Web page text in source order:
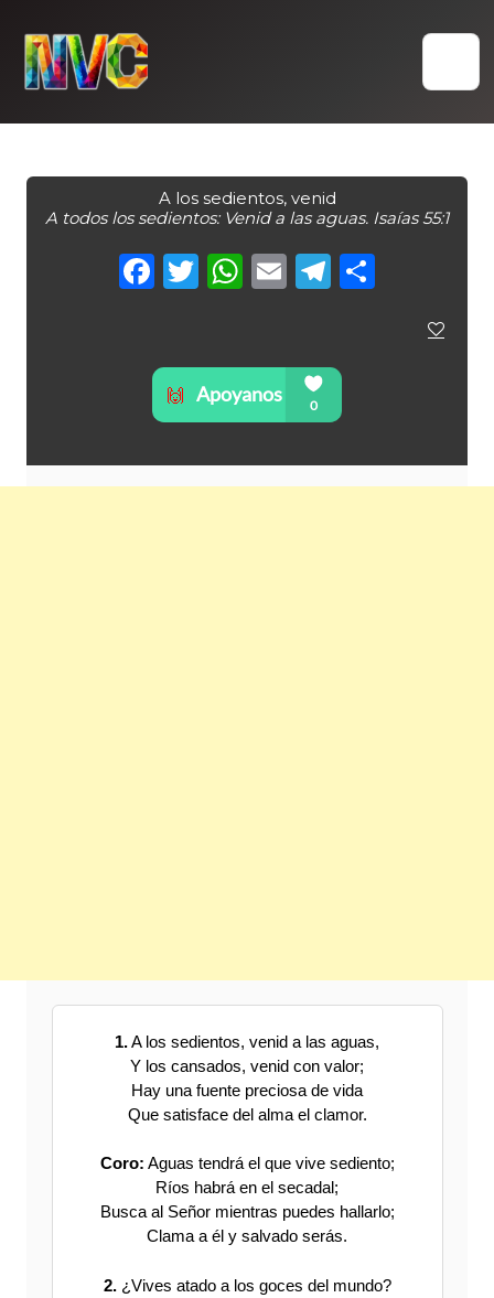
content
A los sedientos, venid
A todos los sedientos: Venid a las aguas. Isaías 55:1
Facebook
Twitter
WhatsApp
Email
1.A los sedientos, venid a las aguas,
Y los cansados, venid con valor;
Hay una fuente preciosa de vida
Que satisface del alma el clamor.
Coro: Aguas tendrá el que vive sediento;
Ríos habrá en el secadal;
Busca al Señor mientras puedes hallarlo;
Clama a él y salvado serás.
2.¿Vives atado a los goces del mundo?